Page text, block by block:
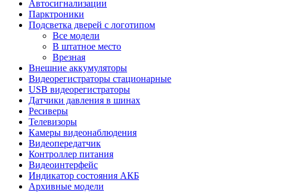
Автосигнализации
Парктроники
Подсветка дверей с логотипом
Все модели
В штатное место
Врезная
Внешние аккумуляторы
Видеорегистраторы стационарные
USB видеорегистраторы
Датчики давления в шинах
Ресиверы
Телевизоры
Камеры видеонаблюдения
Видеопередатчик
Контроллер питания
Видеоинтерфейс
Индикатор состояния АКБ
Архивные модели